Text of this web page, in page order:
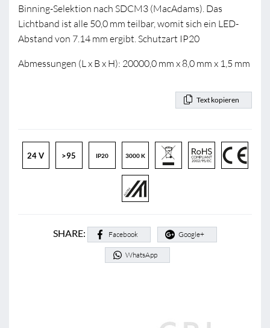
Binning-Selektion nach SDCM3 (MacAdams). Das
Lichtband ist alle 50,0 mm teilbar, womit sich ein LED-
Abstand von 7.14 mm ergibt. Schutzart IP20
Abmessungen (L x B x H): 20000,0 mm x 8,0 mm x 1,5 mm
Text kopieren
24 V >95 IP20 3000 K
SHARE: Facebook Google+
WhatsApp